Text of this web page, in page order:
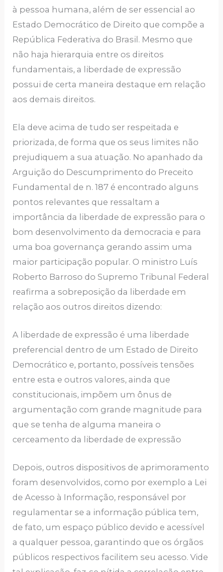
à pessoa humana, além de ser essencial ao
Estado Democrático de Direito que compõe a
República Federativa do Brasil. Mesmo que
não haja hierarquia entre os direitos
fundamentais, a liberdade de expressão
possui de certa maneira destaque em relação
aos demais direitos.
Ela deve acima de tudo ser respeitada e
priorizada, de forma que os seus limites não
prejudiquem a sua atuação. No apanhado da
Arguição do Descumprimento do Preceito
Fundamental de n. 187 é encontrado alguns
pontos relevantes que ressaltam a
importância da liberdade de expressão para o
bom desenvolvimento da democracia e para
uma boa governança gerando assim uma
maior participação popular. O ministro Luís
Roberto Barroso do Supremo Tribunal Federal
reafirma a sobreposição da liberdade em
relação aos outros direitos dizendo:
A liberdade de expressão é uma liberdade
preferencial dentro de um Estado de Direito
Democrático e, portanto, possíveis tensões
entre esta e outros valores, ainda que
constitucionais, impõem um ônus de
argumentação com grande magnitude para
que se tenha de alguma maneira o
cerceamento da liberdade de expressão
Depois, outros dispositivos de aprimoramento
foram desenvolvidos, como por exemplo a Lei
de Acesso à Informação, responsável por
regulamentar se a informação pública tem,
de fato, um espaço público devido e acessível
a qualquer pessoa, garantindo que os órgãos
públicos respectivos facilitem seu acesso. Vide